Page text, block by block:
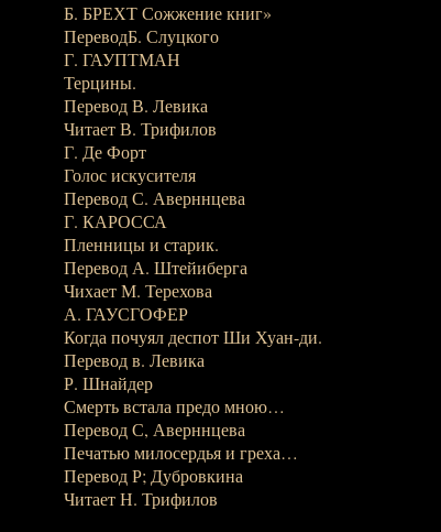
Б. БРЕХТ Сожжение книг»
ПереводБ. Слуцкого
Г. ГАУПТМАН
Терцины.
Перевод В. Левика
Читает В. Трифилов
Г. Де Форт
Голос искусителя
Перевод С. Аверннцева
Г. КАРОССА
Пленницы и старик.
Перевод А. Штейиберга
Чихает М. Терехова
А. ГАУСГОФЕР
Когда почуял деспот Ши Хуан-ди.
Перевод в. Левика
Р. Шнайдер
Смерть встала предо мною…
Перевод С, Аверннцева
Печатью милосердья и греха…
Перевод Р; Дубровкина
Читает Н. Трифилов